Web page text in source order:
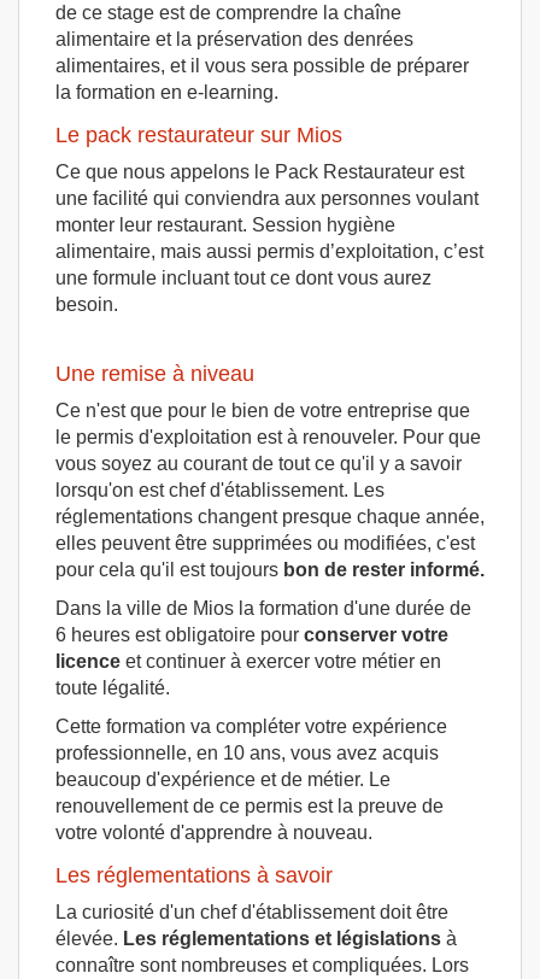
de ce stage est de comprendre la chaîne
alimentaire et la préservation des denrées
alimentaires, et il vous sera possible de préparer
la formation en e-learning.
Le pack restaurateur sur Mios
Ce que nous appelons le Pack Restaurateur est
une facilité qui conviendra aux personnes voulant
monter leur restaurant. Session hygiène
alimentaire, mais aussi permis d’exploitation, c’est
une formule incluant tout ce dont vous aurez
besoin.
Une remise à niveau
Ce n'est que pour le bien de votre entreprise que
le permis d'exploitation est à renouveler. Pour que
vous soyez au courant de tout ce qu'il y a savoir
lorsqu'on est chef d'établissement. Les
réglementations changent presque chaque année,
elles peuvent être supprimées ou modifiées, c'est
pour cela qu'il est toujours bon de rester informé.
Dans la ville de Mios la formation d'une durée de
6 heures est obligatoire pour conserver votre
licence et continuer à exercer votre métier en
toute légalité.
Cette formation va compléter votre expérience
professionnelle, en 10 ans, vous avez acquis
beaucoup d'expérience et de métier. Le
renouvellement de ce permis est la preuve de
votre volonté d'apprendre à nouveau.
Les réglementations à savoir
La curiosité d'un chef d'établissement doit être
élevée. Les réglementations et législations à
connaître sont nombreuses et compliquées. Lors